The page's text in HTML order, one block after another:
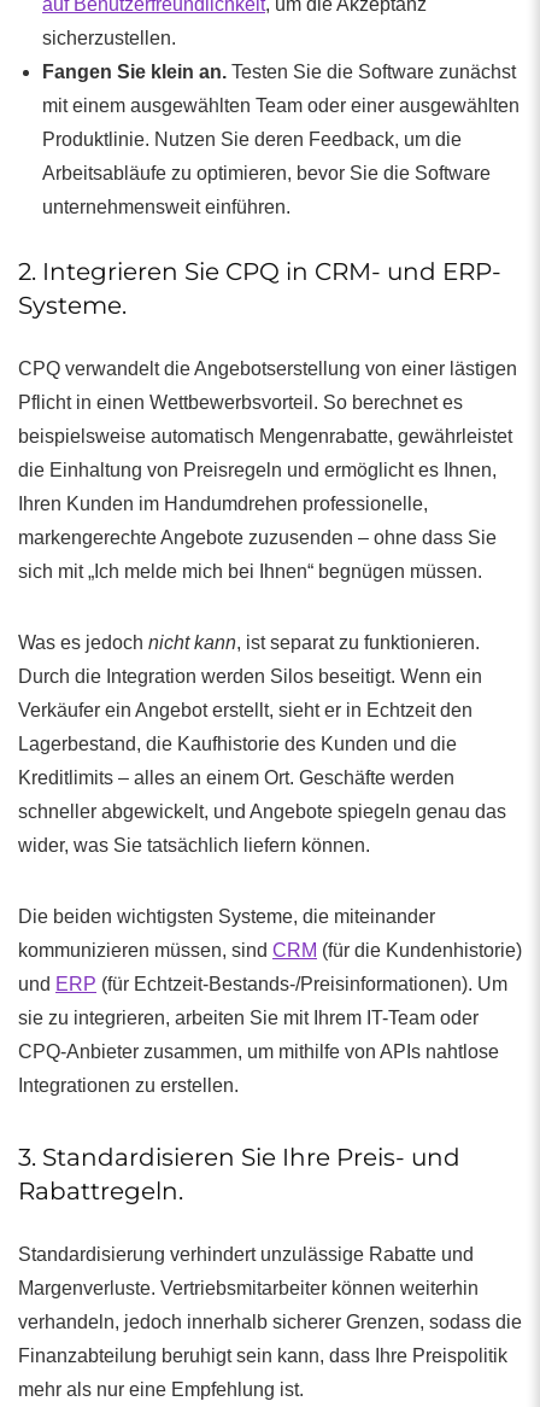
auf Benutzerfreundlichkeit, um die Akzeptanz
sicherzustellen.
Fangen Sie klein an. Testen Sie die Software zunächst
mit einem ausgewählten Team oder einer ausgewählten
Produktlinie. Nutzen Sie deren Feedback, um die
Arbeitsabläufe zu optimieren, bevor Sie die Software
unternehmensweit einführen.
2. Integrieren Sie CPQ in CRM- und ERP-
Systeme.
CPQ verwandelt die Angebotserstellung von einer lästigen
Pflicht in einen Wettbewerbsvorteil. So berechnet es
beispielsweise automatisch Mengenrabatte, gewährleistet
die Einhaltung von Preisregeln und ermöglicht es Ihnen,
Ihren Kunden im Handumdrehen professionelle,
markengerechte Angebote zuzusenden – ohne dass Sie
sich mit „Ich melde mich bei Ihnen“ begnügen müssen.
Was es jedoch nicht kann, ist separat zu funktionieren.
Durch die Integration werden Silos beseitigt. Wenn ein
Verkäufer ein Angebot erstellt, sieht er in Echtzeit den
Lagerbestand, die Kaufhistorie des Kunden und die
Kreditlimits – alles an einem Ort. Geschäfte werden
schneller abgewickelt, und Angebote spiegeln genau das
wider, was Sie tatsächlich liefern können.
Die beiden wichtigsten Systeme, die miteinander
kommunizieren müssen, sind CRM (für die Kundenhistorie)
und ERP (für Echtzeit-Bestands-/Preisinformationen). Um
sie zu integrieren, arbeiten Sie mit Ihrem IT-Team oder
CPQ-Anbieter zusammen, um mithilfe von APIs nahtlose
Integrationen zu erstellen.
3. Standardisieren Sie Ihre Preis- und
Rabattregeln.
Standardisierung verhindert unzulässige Rabatte und
Margenverluste. Vertriebsmitarbeiter können weiterhin
verhandeln, jedoch innerhalb sicherer Grenzen, sodass die
Finanzabteilung beruhigt sein kann, dass Ihre Preispolitik
mehr als nur eine Empfehlung ist.